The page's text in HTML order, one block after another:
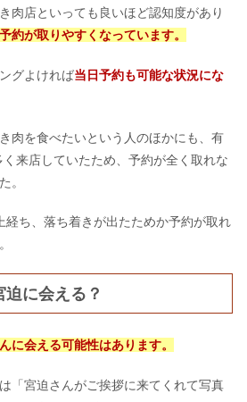
肉店といっても良いほど認知度があり
約が取りやすくなっています。
グよければ当日予約も可能な状況にな
肉を食べたいという人のほかにも、有
来店していたため、予約が全く取れな
。
経ち、落ち着きが出たためか予約が取れ
に会える？
に会える可能性はあります。
「宮迫さんがご挨拶に来てくれて写真